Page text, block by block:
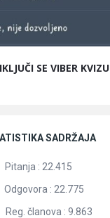
SE VIBER KVIZU
SADRŽAJA
Pitanja : 22.415
Odgovora : 22.775
Reg. članova : 9.863